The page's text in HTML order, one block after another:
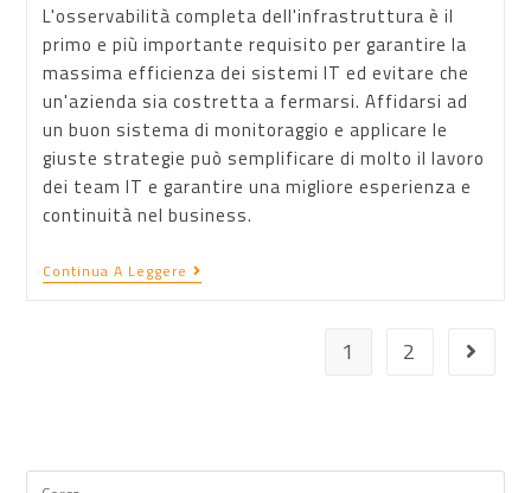
L'osservabilità completa dell'infrastruttura è il
primo e più importante requisito per garantire la
massima efficienza dei sistemi IT ed evitare che
un'azienda sia costretta a fermarsi. Affidarsi ad
un buon sistema di monitoraggio e applicare le
giuste strategie può semplificare di molto il lavoro
dei team IT e garantire una migliore esperienza e
continuità nel business.
Continua A Leggere
1 2